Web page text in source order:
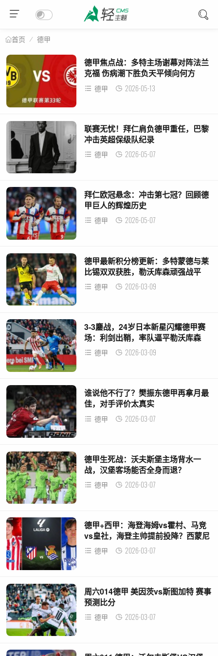
首页 德甲
德甲焦点战：多特主场谢幕对阵法兰
克福 伤病潮下胜负天平倾向何方
德甲 2026-05-13
联赛无忧！拜仁肩负德甲重任，巴黎
冲击英超保级队纪录
德甲 2026-05-07
拜仁欧冠悬念：冲击第七冠？回顾德
甲巨人的辉煌历史
德甲 2026-05-07
德甲最新积分榜更新：多特蒙德与莱
比锡双双获胜，勒沃库森顽强战平
德甲 2026-03-09
3-3鏖战，24岁日本新星闪耀德甲赛
场：利剑出鞘，率队逼平勒沃库森
德甲 2026-03-09
谁说他不行了？樊振东德甲再拿月最
佳，对手评价太真实
德甲 2026-03-07
德甲生死战：沃夫斯堡主场背水一
战，汉堡客场能否全身而退？
德甲 2026-03-07
德甲+西甲：海登海姆vs霍村、马竞
vs皇社，海登主帅提前投降？西蒙尼
要雪藏王牌？
德甲 2026-03-07
周六014德甲 美因茨vs斯图加特 赛事
预测比分
德甲 2026-03-07